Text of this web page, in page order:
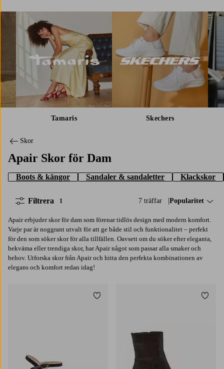
Tamaris Skechers
Skor
Apair Skor för Dam
Boots & kängor Sandaler & sandaletter Klackskor
7 träffar Sortera på:
Popularitet
Filtrera 1
Apair erbjuder skor för dam som förenar tidlös design med modern komfort.
Varje par är noggrant utvalt för att ge både stil och funktionalitet – perfekt
för den som söker skor för alla tillfällen. Oavsett om du söker efter eleganta,
bekväma eller trendiga skor, har Apair något som passar alla smaker och
behov. Utforska skor från Apair och hitta den perfekta kombinationen av
elegans och komfort redan idag!
Lägg till i favoriter